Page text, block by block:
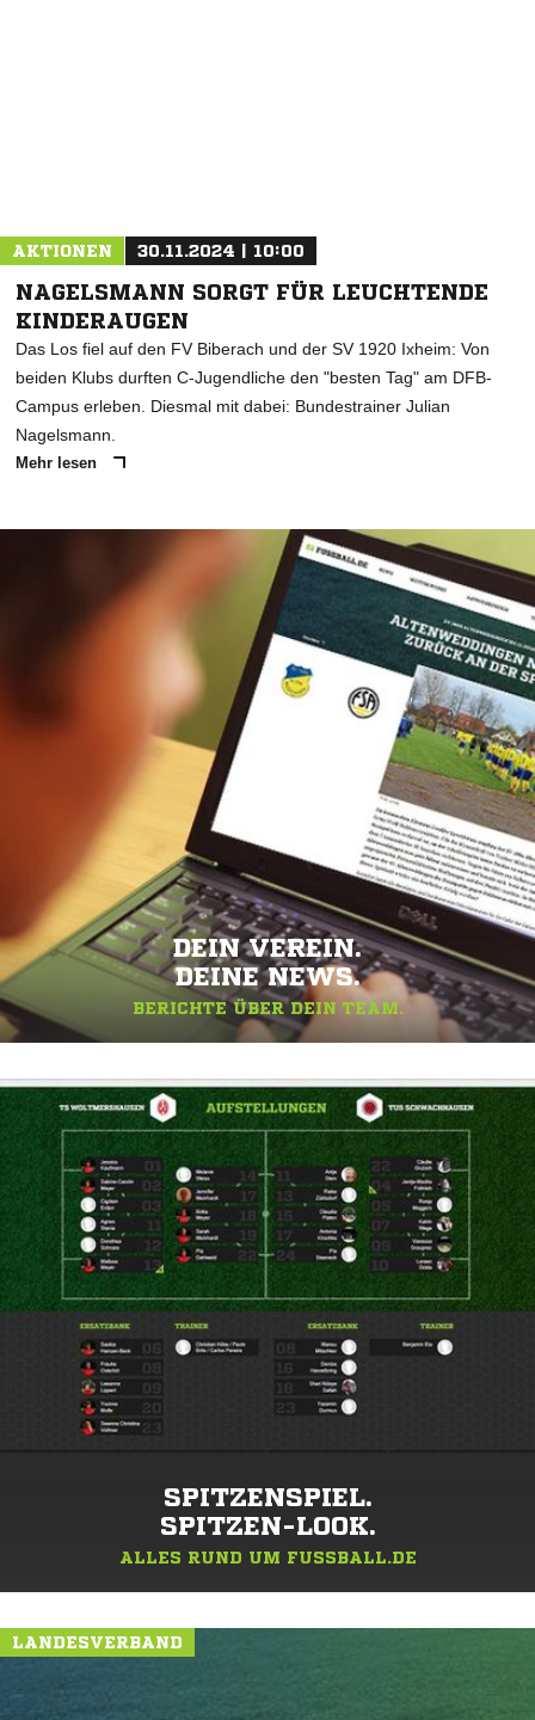
AKTIONEN 30.11.2024 | 10:00
NAGELSMANN SORGT FÜR LEUCHTENDE
KINDERAUGEN
Das Los fiel auf den FV Biberach und der SV 1920 Ixheim: Von
beiden Klubs durften C-Jugendliche den "besten Tag" am DFB-
Campus erleben. Diesmal mit dabei: Bundestrainer Julian
Nagelsmann.
Mehr lesen
DEIN VEREIN.
DEINE NEWS.
BERICHTE ÜBER DEIN TEAM.
SPITZENSPIEL.
SPITZEN-LOOK.
ALLES RUND UM FUSSBALL.DE
LANDESVERBAND